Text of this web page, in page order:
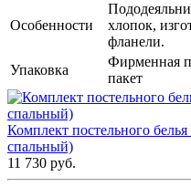
Особенности
хлопок,
фланели.
Упаковка
Фирменная
пакет
Комплект постельного
спальный)
11 730 руб.